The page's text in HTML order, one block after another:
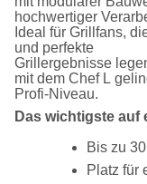
hochwertiger
Ideal für Grillfans,
und perfekte
Grillergebnisse
mit dem Chef L
Profi-Niveau.
Das wichtigste auf
Bis zu
Platz für